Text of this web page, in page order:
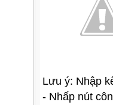
Lưu ý: Nhập
- Nhấp nút